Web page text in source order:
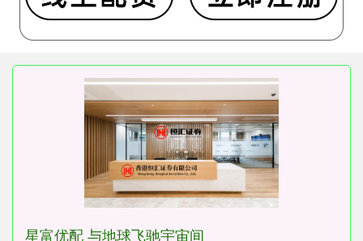
星富优配 与地球飞驰宇宙间